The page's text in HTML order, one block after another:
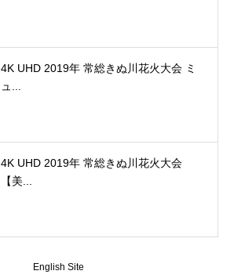
4K UHD 2019年 常総きぬ川花火大会 ミ
ュ...
4K UHD 2019年 常総きぬ川花火大会
【美...
English Site